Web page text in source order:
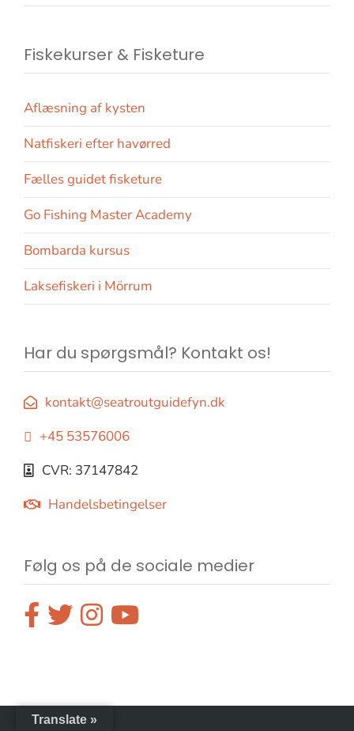
Fiskekurser & Fisketure
Aflæsning af kysten
Natfiskeri efter havørred
Fælles guidet fisketure
Go Fishing Master Academy
Bombarda kursus
Laksefiskeri i Mörrum
Har du spørgsmål? Kontakt os!
kontakt@seatroutguidefyn.dk
+45 53576006
CVR: 37147842
Handelsbetingelser
Følg os på de sociale medier
Translate »